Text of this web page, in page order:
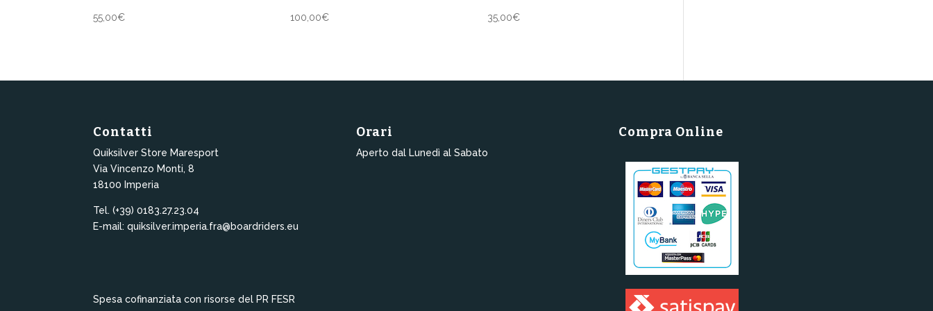
55,00€ 100,00€ 35,00€
Contatti
Quiksilver Store Maresport
Via Vincenzo Monti, 8
18100 Imperia
Tel. (+39) 0183.27.23.04
E-mail: quiksilver.imperia.fra@boardriders.eu
Spesa cofinanziata con risorse del PR FESR
Orari
Aperto dal Lunedì al Sabato
Compra Online